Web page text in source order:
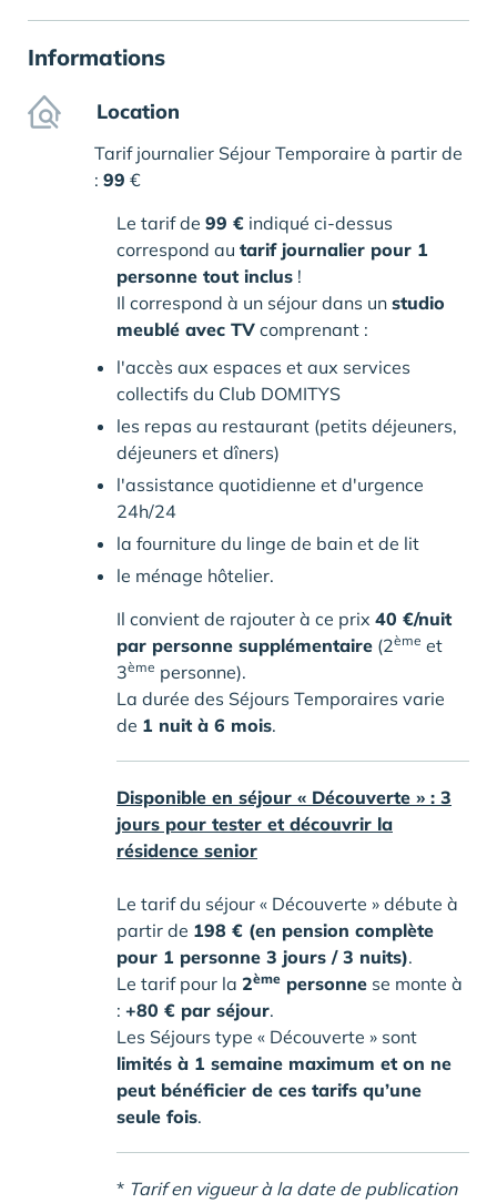
Informations
Location
Tarif journalier Séjour Temporaire à partir de
: 99 €
Le tarif de 99 € indiqué ci-dessus
correspond au tarif journalier pour 1
personne tout inclus !
Il correspond à un séjour dans un studio
meublé avec TV comprenant :
l'accès aux espaces et aux services
collectifs du Club DOMITYS
les repas au restaurant (petits déjeuners,
déjeuners et dîners)
l'assistance quotidienne et d'urgence
24h/24
la fourniture du linge de bain et de lit
le ménage hôtelier.
Il convient de rajouter à ce prix 40 €/nuit
par personne supplémentaire (2ème et
3ème personne).
La durée des Séjours Temporaires varie
de 1 nuit à 6 mois.
Disponible en séjour « Découverte » : 3
jours pour tester et découvrir la
résidence senior
Le tarif du séjour « Découverte » débute à
partir de 198 € (en pension complète
pour 1 personne 3 jours / 3 nuits).
Le tarif pour la 2ème personne se monte à
: +80 € par séjour.
Les Séjours type « Découverte » sont
limités à 1 semaine maximum et on ne
peut bénéficier de ces tarifs qu’une
seule fois.
* Tarif en vigueur à la date de publication